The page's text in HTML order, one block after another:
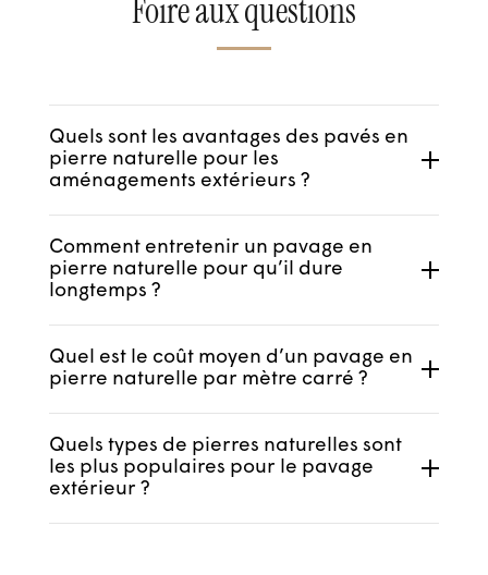
Foire aux questions
Quels sont les avantages des pavés en
pierre naturelle pour les
aménagements extérieurs ?
résistance aux intempéries : les pavés en
pierre naturelle française sont un
investissement de long terme.
Comment entretenir un pavage en
pierre naturelle pour qu’il dure
longtemps ?
régulier suffit. Évitez les produits
appliqué.
Quel est le coût moyen d’un pavage en
pierre naturelle par mètre carré ?
de la finition et des quantités.
Quels types de pierres naturelles sont
les plus populaires pour le pavage
extérieur ?